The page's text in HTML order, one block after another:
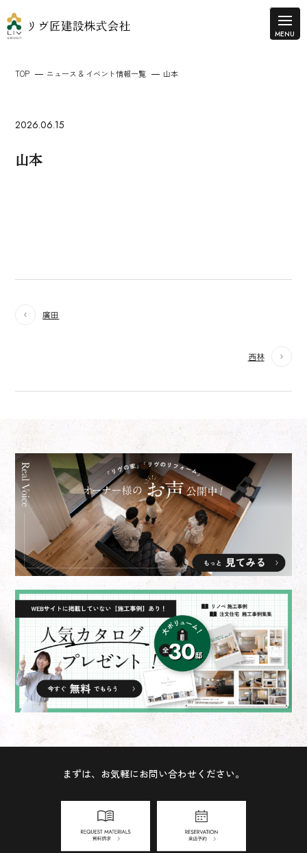
TOP ニュース & イベント情報一覧 山本
2026.06.15
山本
廣田
西林
まずは、お気軽にお問い合わせください。